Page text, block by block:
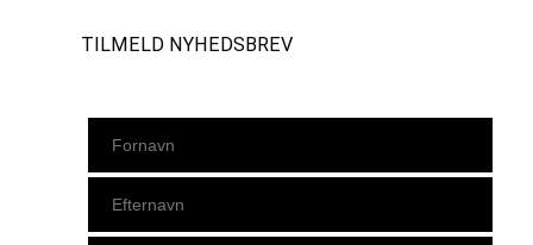
TILMELD NYHEDSBREV